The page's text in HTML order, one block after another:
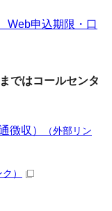
Web申込期限・口
ではコールセンタ
徴収）
（外部リン
）